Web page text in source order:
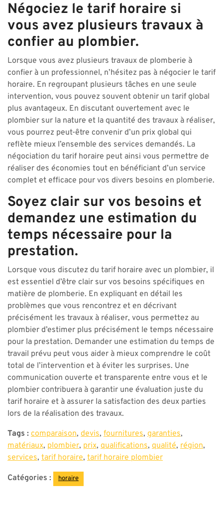
Négociez le tarif horaire si
vous avez plusieurs travaux à
confier au plombier.
Lorsque vous avez plusieurs travaux de plomberie à
confier à un professionnel, n’hésitez pas à négocier le tarif
horaire. En regroupant plusieurs tâches en une seule
intervention, vous pouvez souvent obtenir un tarif global
plus avantageux. En discutant ouvertement avec le
plombier sur la nature et la quantité des travaux à réaliser,
vous pourrez peut-être convenir d’un prix global qui
reflète mieux l’ensemble des services demandés. La
négociation du tarif horaire peut ainsi vous permettre de
réaliser des économies tout en bénéficiant d’un service
complet et efficace pour vos divers besoins en plomberie.
Soyez clair sur vos besoins et
demandez une estimation du
temps nécessaire pour la
prestation.
Lorsque vous discutez du tarif horaire avec un plombier, il
est essentiel d’être clair sur vos besoins spécifiques en
matière de plomberie. En expliquant en détail les
problèmes que vous rencontrez et en décrivant
précisément les travaux à réaliser, vous permettez au
plombier d’estimer plus précisément le temps nécessaire
pour la prestation. Demander une estimation du temps de
travail prévu peut vous aider à mieux comprendre le coût
total de l’intervention et à éviter les surprises. Une
communication ouverte et transparente entre vous et le
plombier contribuera à garantir une évaluation juste du
tarif horaire et à assurer la satisfaction des deux parties
lors de la réalisation des travaux.
Tags : comparaison, devis, fournitures, garanties,
matériaux, plombier, prix, qualifications, qualité, région,
services, tarif horaire, tarif horaire plombier
Catégories : horaire